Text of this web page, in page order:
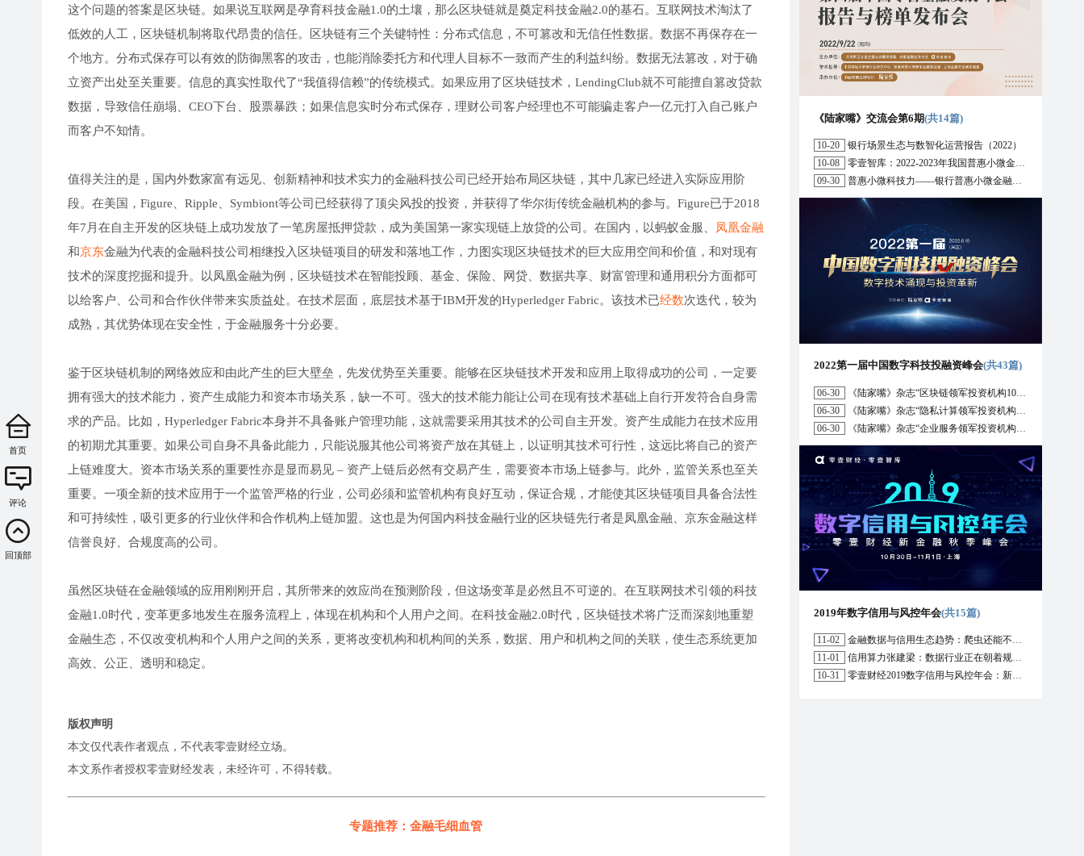
这个问题的答案是区块链。如果说互联网是孕育科技金融1.0的土壤，那么区块链就是奠定科技金融2.0的基石。互联网技术淘汰了
低效的人工，区块链机制将取代昂贵的信任。区块链有三个关键特性：分布式信息，不可篡改和无信任性数据。数据不再保存在一
个地方。分布式保存可以有效的防御黑客的攻击，也能消除委托方和代理人目标不一致而产生的利益纠纷。数据无法篡改，对于确
立资产出处至关重要。信息的真实性取代了“我值得信赖”的传统模式。如果应用了区块链技术，LendingClub就不可能擅自篡改贷款
数据，导致信任崩塌、CEO下台、股票暴跌；如果信息实时分布式保存，理财公司客户经理也不可能骗走客户一亿元打入自己账户
而客户不知情。
值得关注的是，国内外数家富有远见、创新精神和技术实力的金融科技公司已经开始布局区块链，其中几家已经进入实际应用阶
段。在美国，Figure、Ripple、Symbiont等公司已经获得了顶尖风投的投资，并获得了华尔街传统金融机构的参与。Figure已于2018
年7月在自主开发的区块链上成功发放了一笔房屋抵押贷款，成为美国第一家实现链上放贷的公司。在国内，以蚂蚁金服、
凤凰金融
和京东金融为代表的金融科技公司相继投入区块链项目的研发和落地工作，力图实现区块链技术的巨大应用空间和价值，和对现有
技术的深度挖掘和提升。以凤凰金融为例，区块链技术在智能投顾、基金、保险、网贷、数据共享、财富管理和通用积分方面都可
以给客户、公司和合作伙伴带来实质益处。在技术层面，底层技术基于IBM开发的Hyperledger Fabric。该技术已经数次迭代，较为
成熟，其优势体现在安全性，于金融服务十分必要。
鉴于区块链机制的网络效应和由此产生的巨大壁垒，先发优势至关重要。能够在区块链技术开发和应用上取得成功的公司，一定要
拥有强大的技术能力，资产生成能力和资本市场关系，缺一不可。强大的技术能力能让公司在现有技术基础上自行开发符合自身需
求的产品。比如，Hyperledger Fabric本身并不具备账户管理功能，这就需要采用其技术的公司自主开发。资产生成能力在技术应用
的初期尤其重要。如果公司自身不具备此能力，只能说服其他公司将资产放在其链上，以证明其技术可行性，这远比将自己的资产
上链难度大。资本市场关系的重要性亦是显而易见 – 资产上链后必然有交易产生，需要资本市场上链参与。此外，监管关系也至关
重要。一项全新的技术应用于一个监管严格的行业，公司必须和监管机构有良好互动，保证合规，才能使其区块链项目具备合法性
和可持续性，吸引更多的行业伙伴和合作机构上链加盟。这也是为何国内科技金融行业的区块链先行者是凤凰金融、京东金融这样
信誉良好、合规度高的公司。
虽然区块链在金融领域的应用刚刚开启，其所带来的效应尚在预测阶段，但这场变革是必然且不可逆的。在互联网技术引领的科技
金融1.0时代，变革更多地发生在服务流程上，体现在机构和个人用户之间。在科技金融2.0时代，区块链技术将广泛而深刻地重塑
金融生态，不仅改变机构和个人用户之间的关系，更将改变机构和机构间的关系，数据、用户和机构之间的关联，使生态系统更加
高效、公正、透明和稳定。
版权声明
本文仅代表作者观点，不代表零壹财经立场。
本文系作者授权零壹财经发表，未经许可，不得转载。
专题推荐：金融毛细血管
《陆家嘴》交流会第6期(共14篇)
10-20
银行场景生态与数智化运营报告（2022）
10-08
零壹智库：2022-2023年我国普惠小微金融十大趋势展望
09-30
普惠小微科技力——银行普惠小微金融战略与科技解决方案研究报告（2022）
2022第一届中国数字科技投融资峰会(共43篇)
06-30
《陆家嘴》杂志“区块链领军投资机构10强”榜单正式发布
06-30
《陆家嘴》杂志“隐私计算领军投资机构10强”榜单正式发布
06-30
《陆家嘴》杂志“企业服务领军投资机构10强”榜单正式发布
2019年数字信用与风控年会(共15篇)
11-02
金融数据与信用生态趋势：爬虫还能不能用？区块链能解决哪些问题？
11-01
信用算力张建梁：数据行业正在朝着规范化方向演进，数据确权是数据开放的前提
10-31
零壹财经2019数字信用与风控年会：新形势下行业的机遇与挑战
首页
评论
回顶部